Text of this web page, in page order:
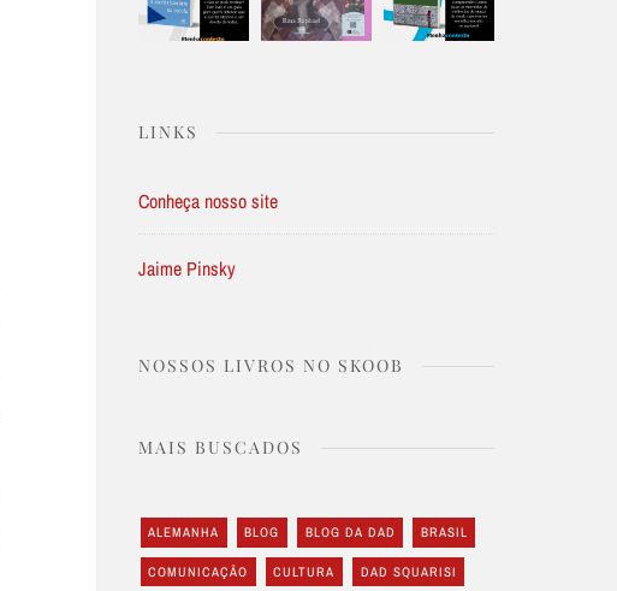
LINKS
Conheça nosso site
Jaime Pinsky
NOSSOS LIVROS NO SKOOB
MAIS BUSCADOS
ALEMANHA BLOG BLOG DA DAD BRASIL
COMUNICAÇÃO CULTURA DAD SQUARISI